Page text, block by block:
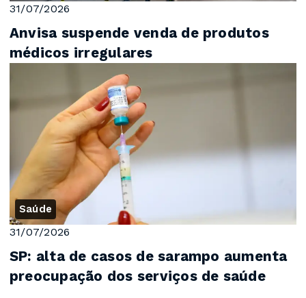
31/07/2026
Anvisa suspende venda de produtos
médicos irregulares
Saúde
31/07/2026
SP: alta de casos de sarampo aumenta
preocupação dos serviços de saúde